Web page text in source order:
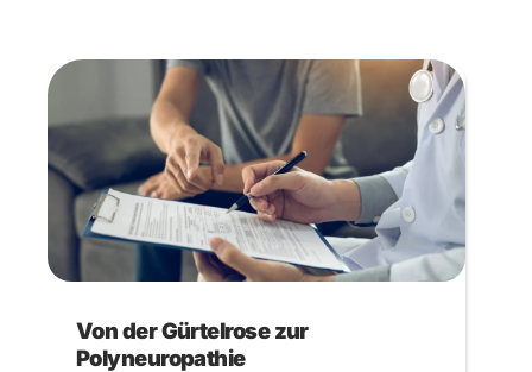
Von der Gürtelrose zur
Polyneuropathie